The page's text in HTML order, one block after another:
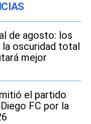
de agosto: los
la oscuridad total
mejor
el partido
FC por la